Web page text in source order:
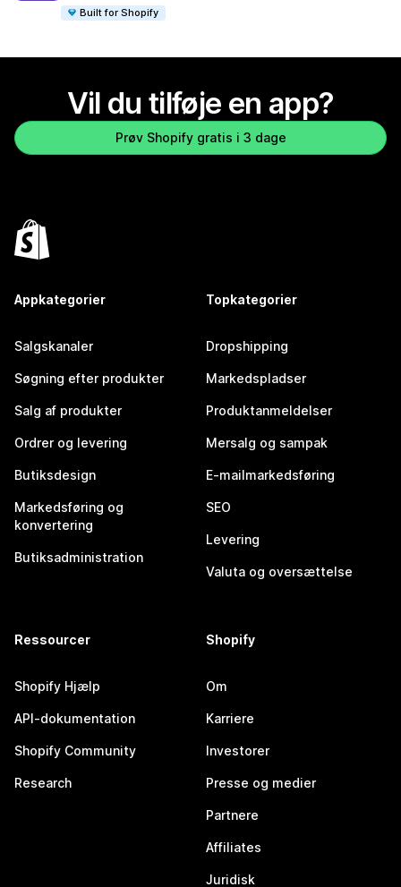
Built for Shopify
Vil du tilføje en app?
Prøv Shopify gratis i 3 dage
Appkategorier
Salgskanaler
Søgning efter produkter
Salg af produkter
Ordrer og levering
Butiksdesign
Markedsføring og
konvertering
Butiksadministration
Topkategorier
Dropshipping
Markedspladser
Produktanmeldelser
Mersalg og sampak
E-mailmarkedsføring
SEO
Levering
Valuta og oversættelse
Ressourcer
Shopify Hjælp
API-dokumentation
Shopify Community
Research
Shopify
Om
Karriere
Investorer
Presse og medier
Partnere
Affiliates
Juridisk